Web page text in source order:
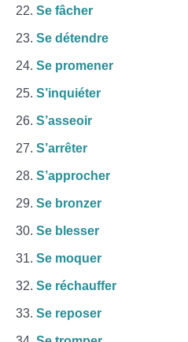
Se fâcher
Se détendre
Se promener
S’inquiéter
S’asseoir
S’arrêter
S’approcher
Se bronzer
Se blesser
Se moquer
Se réchauffer
Se reposer